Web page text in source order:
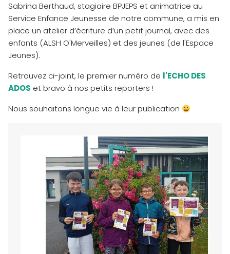
Sabrina Berthaud, stagiaire BPJEPS et animatrice au
Service Enfance Jeunesse de notre commune, a mis en
place un atelier d’écriture d’un petit journal, avec des
enfants (ALSH O'Merveilles) et des jeunes (de l'Espace
Jeunes).
Retrouvez ci-joint, le premier numéro de l'ECHO DES
ADOS et bravo à nos petits reporters !
Nous souhaitons longue vie à leur publication